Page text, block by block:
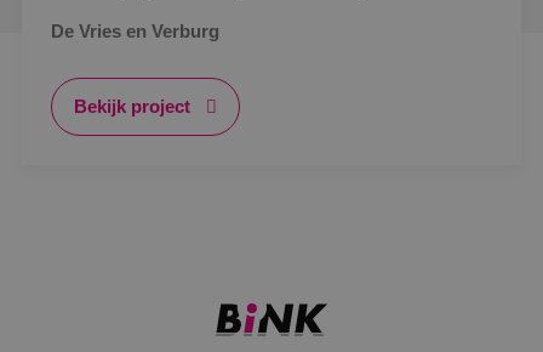
De Vries en Verburg
Bekijk project